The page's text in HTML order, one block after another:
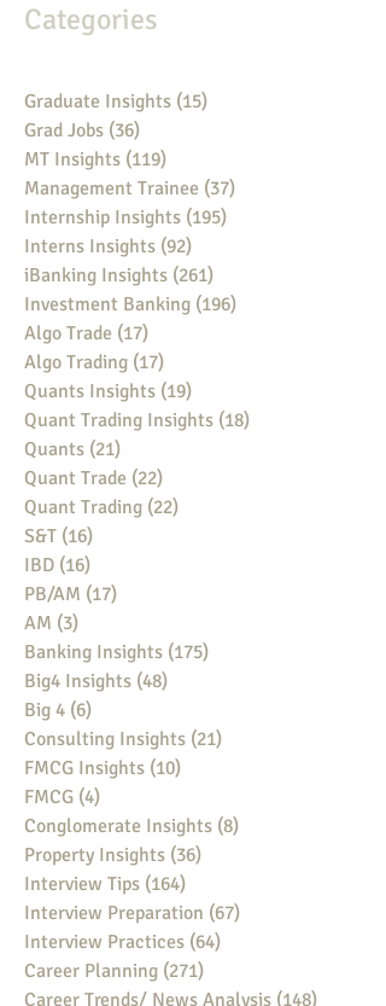
Categories
Graduate Insights (15)
Grad Jobs (36)
MT Insights (119)
Management Trainee (37)
Internship Insights (195)
Interns Insights (92)
iBanking Insights (261)
Investment Banking (196)
Algo Trade (17)
Algo Trading (17)
Quants Insights (19)
Quant Trading Insights (18)
Quants (21)
Quant Trade (22)
Quant Trading (22)
S&T (16)
IBD (16)
PB/AM (17)
AM (3)
Banking Insights (175)
Big4 Insights (48)
Big 4 (6)
Consulting Insights (21)
FMCG Insights (10)
FMCG (4)
Conglomerate Insights (8)
Property Insights (36)
Interview Tips (164)
Interview Preparation (67)
Interview Practices (64)
Career Planning (271)
Career Trends/ News Analysis (148)